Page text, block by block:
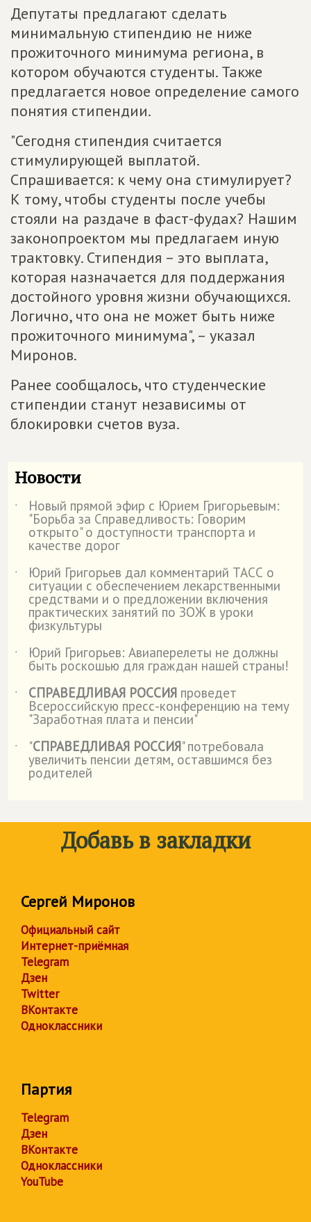
Депутаты предлагают сделать
минимальную стипендию не ниже
прожиточного минимума региона, в
котором обучаются студенты. Также
предлагается новое определение самого
понятия стипендии.
"Сегодня стипендия считается
стимулирующей выплатой.
Спрашивается: к чему она стимулирует?
К тому, чтобы студенты после учебы
стояли на раздаче в фаст-фудах? Нашим
законопроектом мы предлагаем иную
трактовку. Стипендия – это выплата,
которая назначается для поддержания
достойного уровня жизни обучающихся.
Логично, что она не может быть ниже
прожиточного минимума", – указал
Миронов.
Ранее сообщалось, что студенческие
стипендии станут независимы от
блокировки счетов вуза.
Новости
˙ Новый прямой эфир с Юрием Григорьевым:
"Борьба за Справедливость: Говорим
открыто" о доступности транспорта и
качестве дорог
˙
Юрий Григорьев дал комментарий ТАСС о
ситуации с обеспечением лекарственными
средствами и о предложении включения
практических занятий по ЗОЖ в уроки
физкультуры
˙
Юрий Григорьев: Авиаперелеты не должны
быть роскошью для граждан нашей страны!
˙
СПРАВЕДЛИВАЯ РОССИЯ проведет
Всероссийскую пресс-конференцию на тему
"Заработная плата и пенсии"
˙
"СПРАВЕДЛИВАЯ РОССИЯ" потребовала
увеличить пенсии детям, оставшимся без
родителей
Добавь в закладки
Сергей Миронов
Официальный сайт
Интернет-приёмная
Telegram
Дзен
Twitter
ВКонтакте
Одноклассники
Партия
Telegram
Дзен
ВКонтакте
Одноклассники
YouTube